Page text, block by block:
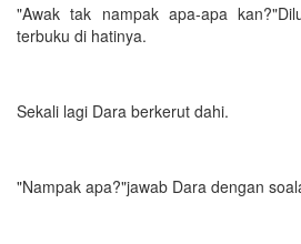
"Awak tak nampak apa-apa
terbuku di hatinya.
Sekali lagi Dara berkerut dahi.
"Nampak apa?"jawab Dara dengan